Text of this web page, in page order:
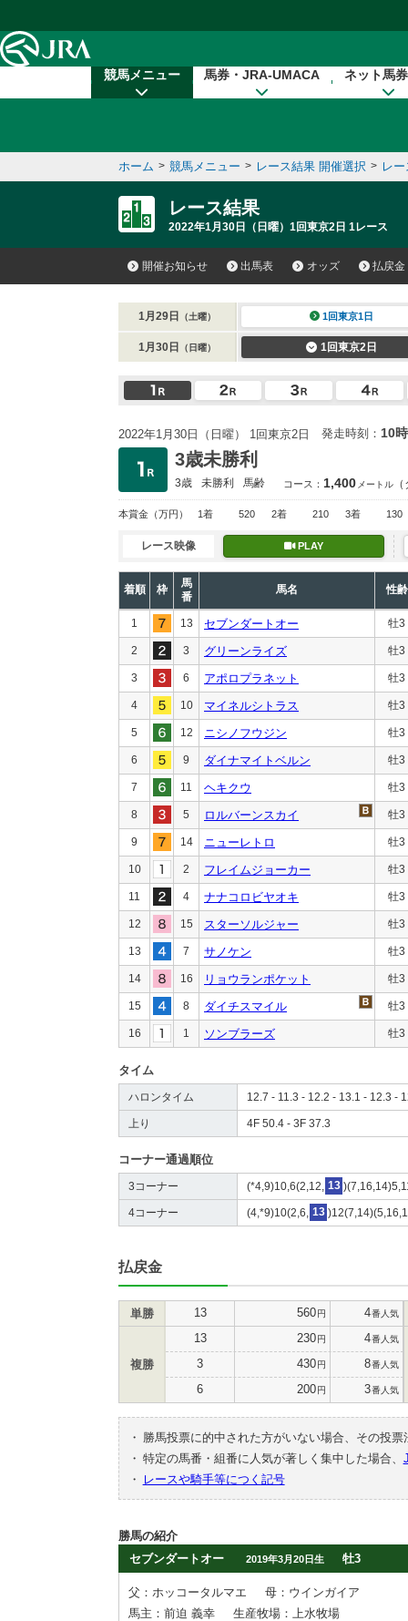
競馬メニュー 馬券・JRA-UMACA ネット馬
ホーム > 競馬メニュー > レース結果 開催選択 > レ
レース結果
2022年1月30日（日曜）1回東京2日 1レース
開催お知らせ 出馬表 オッズ 払戻金
1月29日 （土曜） 1回東京1日
1月30日 （日曜） 1回東京2日
2022年1月30日（日曜） 1回東京2日 発走時刻： 10
3歳未勝利
3歳 未勝利 馬齢 コース： 1,400 メートル
本賞金 （万円） 1着 520 2着 210 3着 130
レース映像 PLAY
着順 枠
馬
番
馬名 性齢
1 13 セブンダートオー 牡3
2 3 グリーンライズ 牡3
3 6 アポロプラネット 牡3
4 10 マイネルシトラス 牡3
5 12 ニシノフウジン 牡3
6 9 ダイナマイトベルン 牡3
7 11 ヘキクウ 牡3
8 5 ロルバーンスカイ 牡3
9 14 ニューレトロ 牡3
10 2 フレイムジョーカー 牡3
11 4 ナナコロビヤオキ 牡3
12 15 スターソルジャー 牡3
13 7 サノケン 牡3
14 16 リョウランポケット 牡3
15 8 ダイチスマイル 牡3
16 1 ソンブラーズ 牡3
タイム
ハロンタイム 12.7 - 11.3 - 12.2 - 13.1 - 12.3 -
上り 4F 50.4 - 3F 37.3
コーナー通過順位
3コーナー (*4,9)10,6(2,12, 13
4コーナー (4,*9)10(2,6, 13
払戻金
単勝 13 560円 4番人気
複勝
13 230円 4番人気
3 430円 8番人気
6 200円 3番人気
・
勝馬投票に的中された方がいない場合、その投
・ 特定の馬番・組番に人気が著しく集中した場合、
・
レースや騎手等につく記号
勝馬の紹介
セブンダートオー
2019年3月20日生 牡3
父：ホッコータルマエ
母：ウインガイア
馬主：前迫 義幸
生産牧場：上水牧場